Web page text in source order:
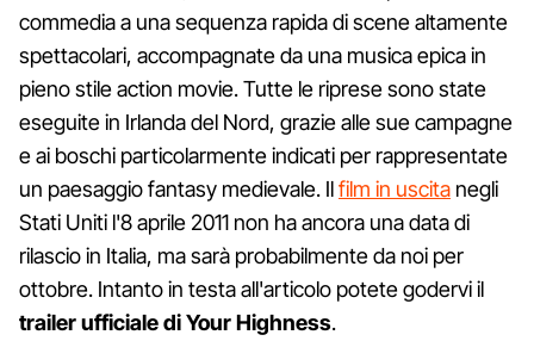
commedia a una sequenza rapida di scene altamente
spettacolari, accompagnate da una musica epica in
pieno stile action movie. Tutte le riprese sono state
eseguite in Irlanda del Nord, grazie alle sue campagne
e ai boschi particolarmente indicati per rappresentate
un paesaggio fantasy medievale. Ilfilm in uscita negli
Stati Uniti l'8 aprile 2011 non ha ancora una data di
rilascio in Italia, ma sarà probabilmente da noi per
ottobre. Intanto in testa all'articolo potete godervi il
trailer ufficiale di Your Highness.